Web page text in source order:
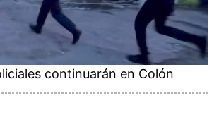
continuarán en Colón